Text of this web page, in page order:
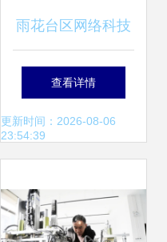
雨花台区网络科技
公司盘点 聚焦大数
据与信息技术服务
查看详情
更新时间：2026-08-06
23:54:39